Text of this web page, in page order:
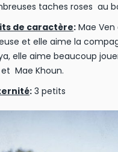
taches roses au
de caractère: Mae
et elle aime la
elle aime beaucoup
et Mae Khoun.
: 3 petits